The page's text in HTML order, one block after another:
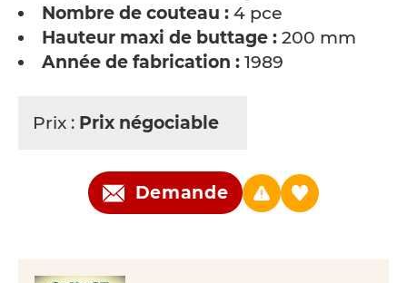
Nombre de couteau : 4 pce
Hauteur maxi de buttage : 200 mm
Année de fabrication : 1989
Prix : Prix négociable
Demande